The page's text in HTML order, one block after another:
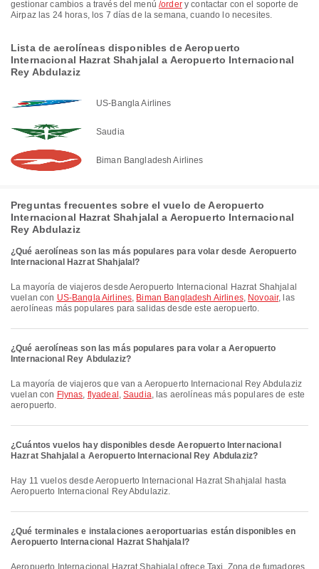
gestionar cambios a través del menú/ordery contactar con el soporte de
Airpaz las 24 horas, los 7 días de la semana, cuando lo necesites.
Lista de aerolíneas disponibles de Aeropuerto
Internacional Hazrat Shahjalal a Aeropuerto Internacional
Rey Abdulaziz
US-Bangla Airlines
Saudia
Biman Bangladesh Airlines
Preguntas frecuentes sobre el vuelo de Aeropuerto
Internacional Hazrat Shahjalal a Aeropuerto Internacional
Rey Abdulaziz
¿Qué aerolíneas son las más populares para volar desde Aeropuerto
Internacional Hazrat Shahjalal?
La mayoría de viajeros desde Aeropuerto Internacional Hazrat Shahjalal
vuelan con US-Bangla Airlines, Biman Bangladesh Airlines, Novoair, las
aerolíneas más populares para salidas desde este aeropuerto.
¿Qué aerolíneas son las más populares para volar a Aeropuerto
Internacional Rey Abdulaziz?
La mayoría de viajeros que van a Aeropuerto Internacional Rey Abdulaziz
vuelan con Flynas, flyadeal ,Saudia, las aerolíneas más populares de este
aeropuerto.
¿Cuántos vuelos hay disponibles desde Aeropuerto Internacional
Hazrat Shahjalal a Aeropuerto Internacional Rey Abdulaziz?
Hay 11 vuelos desde Aeropuerto Internacional Hazrat Shahjalal hasta
Aeropuerto Internacional Rey Abdulaziz.
¿Qué terminales e instalaciones aeroportuarias están disponibles en
Aeropuerto Internacional Hazrat Shahjalal?
Aeropuerto Internacional Hazrat Shahjalal ofrece Taxi, Zona de fumadores,